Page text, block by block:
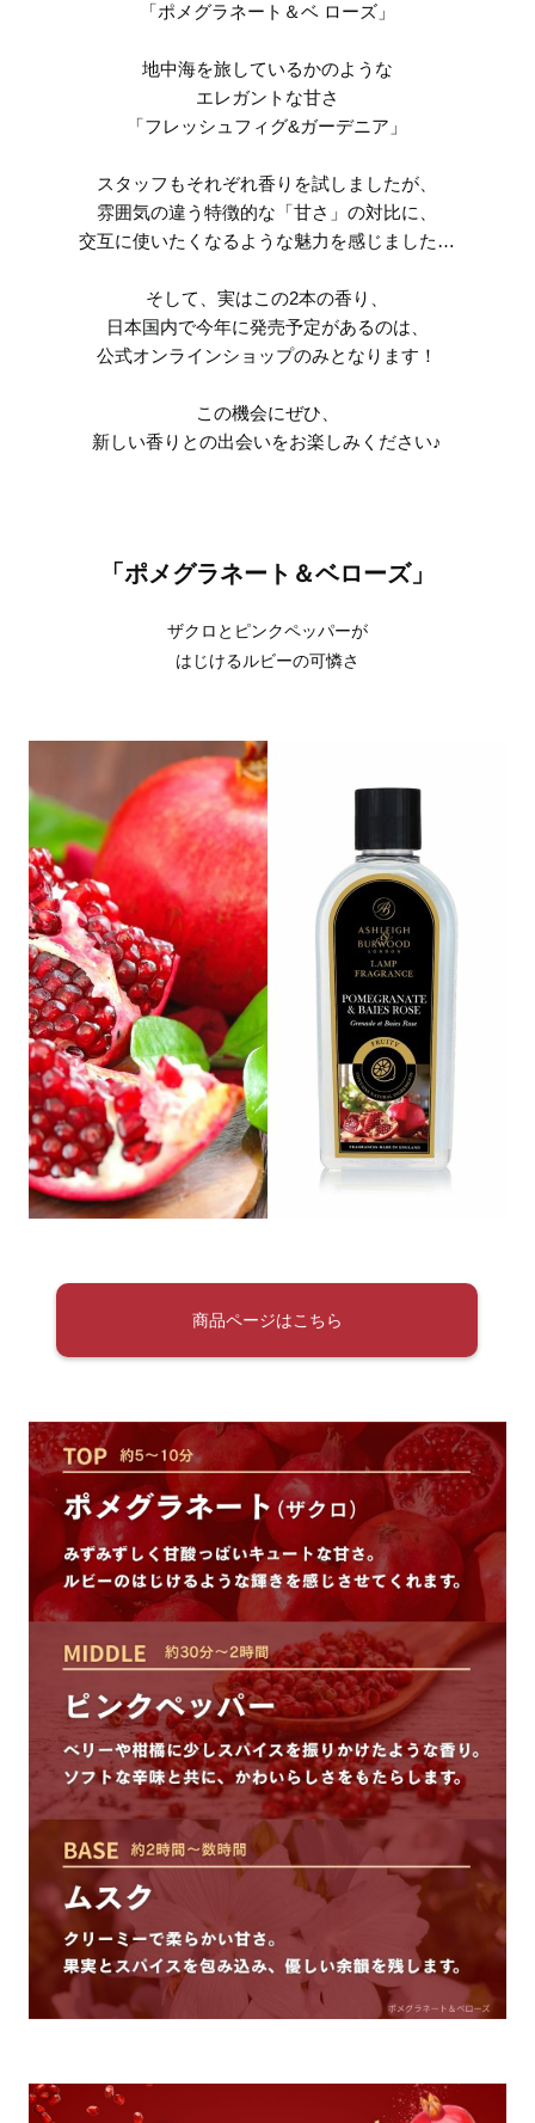
「ポメグラネート＆ベ ローズ」
地中海を旅しているかのような
エレガントな甘さ
「フレッシュフィグ&ガーデニア」
スタッフもそれぞれ香りを試しましたが、
雰囲気の違う特徴的な「甘さ」の対比に、
交互に使いたくなるような魅力を感じました…
そして、実はこの2本の香り、
日本国内で今年に発売予定があるのは、
公式オンラインショップのみとなります！
この機会にぜひ、
新しい香りとの出会いをお楽しみください♪
「ポメグラネート＆ベローズ」
ザクロとピンクペッパーが
はじけるルビーの可憐さ
商品ページはこちら